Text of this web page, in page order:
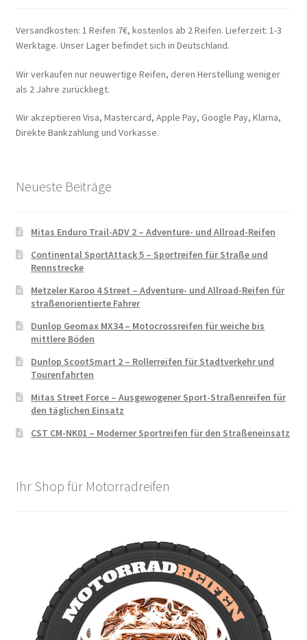
Versandkosten: 1 Reifen 7€, kostenlos ab 2 Reifen. Lieferzeit: 1-3
Werktage. Unser Lager befindet sich in Deutschland.
Wir verkaufen nur neuwertige Reifen, deren Herstellung weniger
als 2 Jahre zurückliegt.
Wir akzeptieren Visa, Mastercard, Apple Pay, Google Pay, Klarna,
Direkte Bankzahlung und Vorkasse.
Neueste Beiträge
Mitas Enduro Trail-ADV 2 – Adventure- und Allroad-Reifen
Continental SportAttack 5 – Sportreifen für Straße und
Rennstrecke
Metzeler Karoo 4 Street – Adventure- und Allroad-Reifen für
straßenorientierte Fahrer
Dunlop Geomax MX34 – Motocrossreifen für weiche bis
mittlere Böden
Dunlop ScootSmart 2 – Rollerreifen für Stadtverkehr und
Tourenfahrten
Mitas Street Force – Ausgewogener Sport-Straßenreifen für
den täglichen Einsatz
CST CM-NK01 – Moderner Sportreifen für den Straßeneinsatz
Ihr Shop für Motorradreifen